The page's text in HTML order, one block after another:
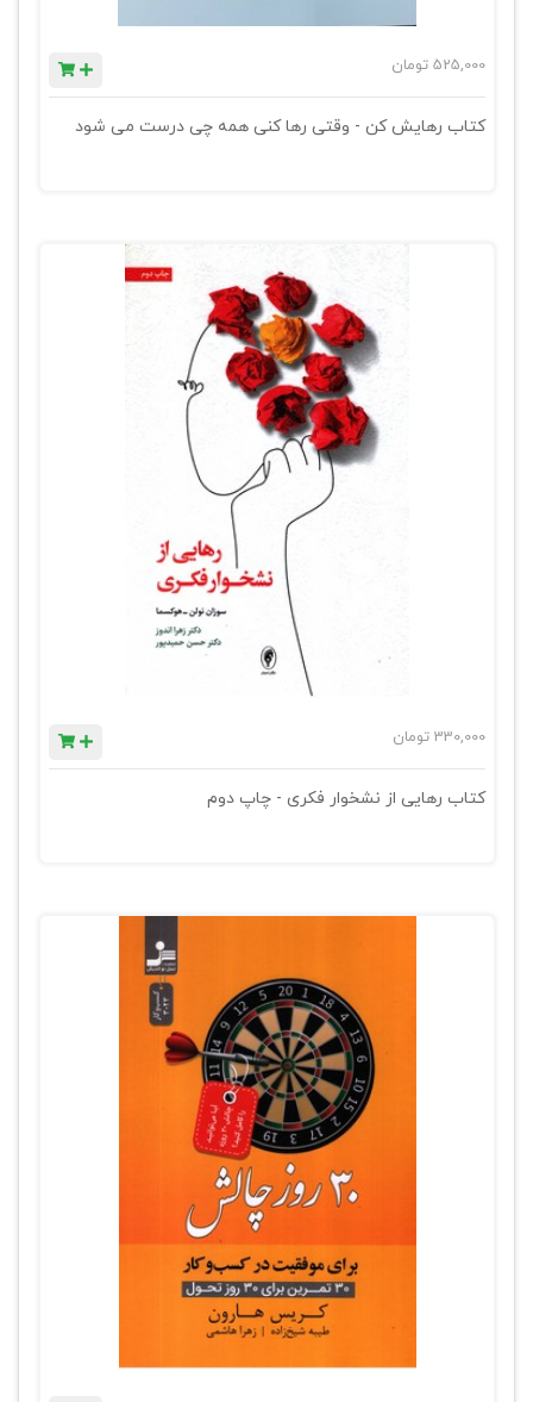
525,000 تومان
کتاب رهایش کن - وقتی رها کنی همه چی درست می شود
330,000 تومان
کتاب رهایی از نشخوار فکری - چاپ دوم